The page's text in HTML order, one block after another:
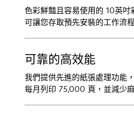
色彩鮮豔且容易使用的 10英吋
可讓您存取預先安裝的工作流
可靠的高效能
我們提供先進的紙張處理功能
每月列印 75,000 頁，並減少